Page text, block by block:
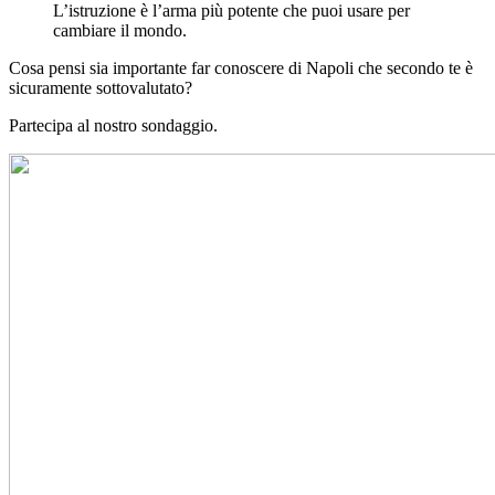
città
L’istruzione è l’arma più potente che puoi usare per
cambiare il mondo.
Cosa pensi sia importante far conoscere di Napoli che secondo te è
sicuramente sottovalutato?
Partecipa al nostro sondaggio.